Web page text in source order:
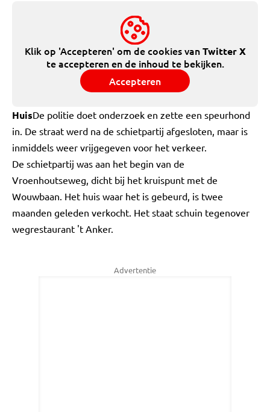
Klik op 'Accepteren' om de cookies vanTwitter X
te accepteren en de inhoud te bekijken.
Accepteren
HuisDe politie doet onderzoek en zette een speurhond
in. De straat werd na de schietpartij afgesloten, maar is
inmiddels weer vrijgegeven voor het verkeer.
De schietpartij was aan het begin van de
Vroenhoutseweg, dicht bij het kruispunt met de
Wouwbaan. Het huis waar het is gebeurd, is twee
maanden geleden verkocht. Het staat schuin tegenover
wegrestaurant 't Anker.
Advertentie